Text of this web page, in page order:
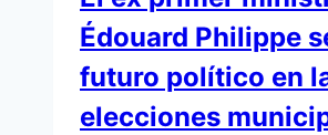
Édouard Philippe
futuro político en
elecciones